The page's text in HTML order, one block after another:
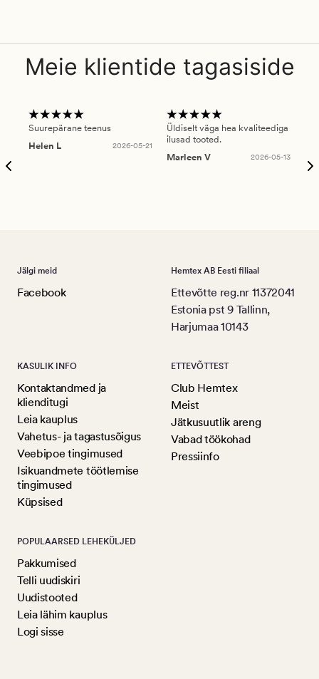
Meie klientide tagasiside
Suurepärane teenus
Helen L
2026-05-21
Üldiselt väga hea kvaliteediga
ilusad tooted.
Marleen V
2026-05-13
Jälgi meid
Facebook
Hemtex AB Eesti filiaal
Ettevõtte reg.nr 11372041
Estonia pst 9 Tallinn,
Harjumaa 10143
KASULIK INFO
Kontaktandmed ja
klienditugi
Leia kauplus
Vahetus- ja tagastusõigus
Veebipoe tingimused
Isikuandmete töötlemise
tingimused
Küpsised
ETTEVÕTTEST
Club Hemtex
Meist
Jätkusuutlik areng
Vabad töökohad
Pressiinfo
POPULAARSED LEHEKÜLJED
Pakkumised
Telli uudiskiri
Uudistooted
Leia lähim kauplus
Logi sisse